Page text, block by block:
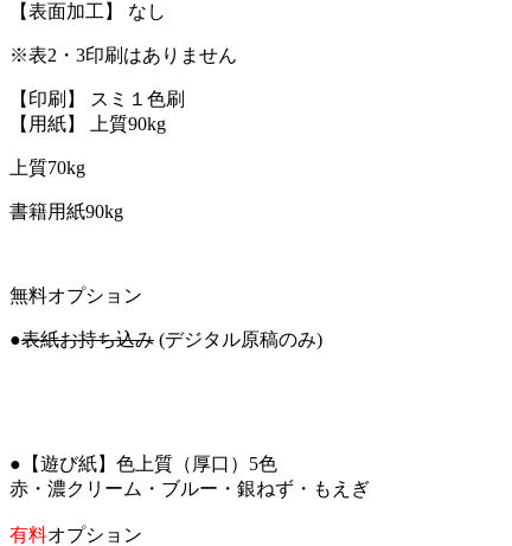
【表面加工】 なし
※表2・3印刷はありません
【印刷】 スミ１色刷
【用紙】 上質90kg
上質70kg
書籍用紙90kg
無料オプション
●表紙お持ち込み (デジタル原稿のみ)
●【遊び紙】色上質（厚口）5色
赤・濃クリーム・ブルー・銀ねず・もえぎ
有料オプション